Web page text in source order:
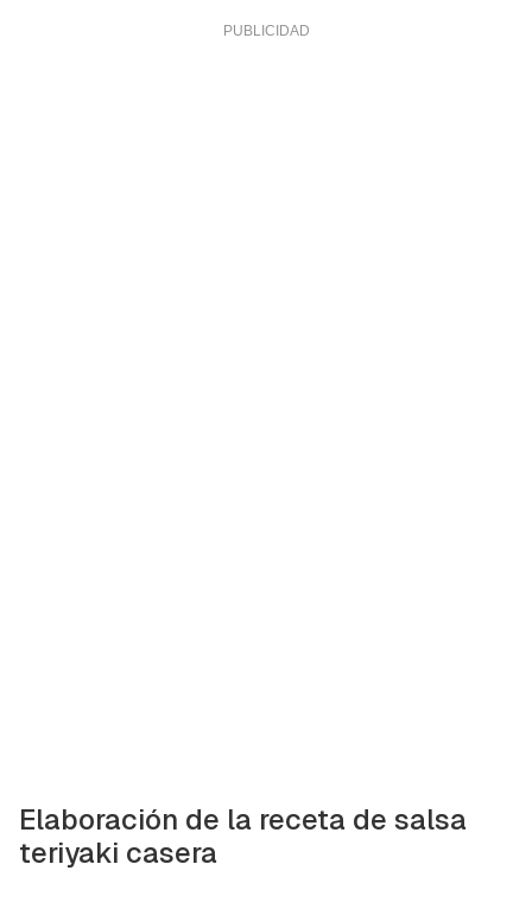
Elaboración de la receta de salsa
teriyaki casera